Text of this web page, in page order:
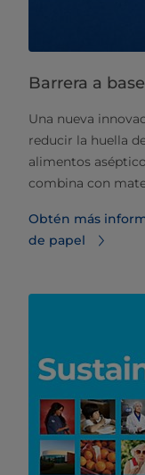
Barrera a
Una nueva
reducir la huella
alimentos
combina con
Obtén más
de papel